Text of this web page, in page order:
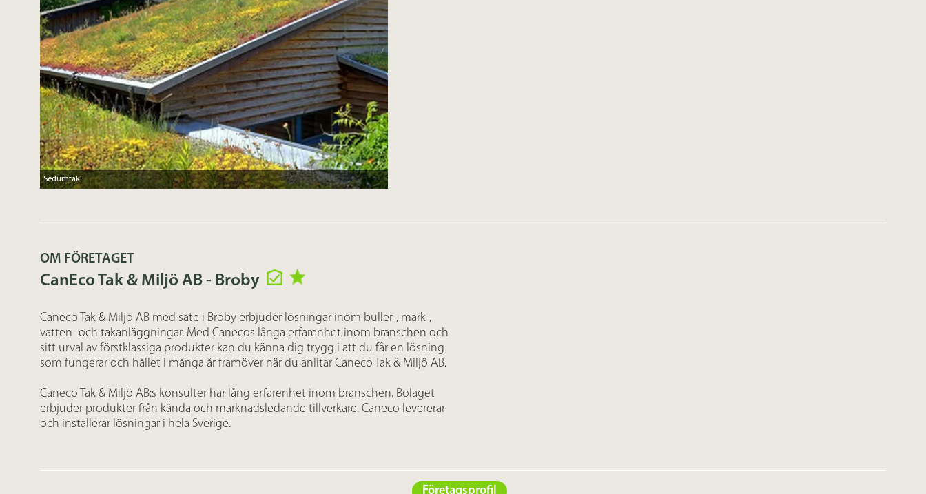
Sedumtak
OM FÖRETAGET
CanEco Tak & Miljö AB - Broby
Caneco Tak & Miljö AB med säte i Broby erbjuder lösningar inom buller-, mark-,
vatten- och takanläggningar. Med Canecos långa erfarenhet inom branschen och
sitt urval av förstklassiga produkter kan du känna dig trygg i att du får en lösning
som fungerar och hållet i många år framöver när du anlitar Caneco Tak & Miljö AB.
Caneco Tak & Miljö AB:s konsulter har lång erfarenhet inom branschen. Bolaget
erbjuder produkter från kända och marknadsledande tillverkare. Caneco levererar
och installerar lösningar i hela Sverige.
Företagsprofil